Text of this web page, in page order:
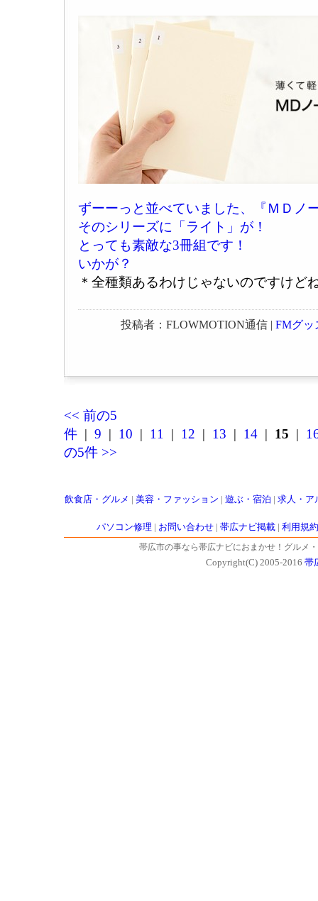
ずーーっと並べていました、『ＭＤノ
そのシリーズに「ライト」が！
とっても素敵な3冊組です！
いかが？
＊全種類あるわけじゃないのですけど
投稿者：FLOWMOTION通信 | FMグッ
<< 前の5
件 | 9 | 10 | 11 | 12 | 13 | 14 | 15 |
の5件 >>
飲食店・グルメ 美容・ファッション 遊ぶ・宿泊 求人・ア
パソコン修理 お問い合わせ| 帯広ナビ掲載| 利用規約
帯広市の事なら帯広ナビにおまかせ！グルメ
Copyright(C) 2005-2016 帯